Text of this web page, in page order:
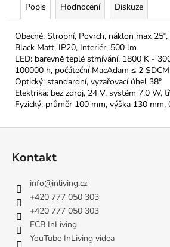
Popis Hodnocení Diskuze
Obecné: Stropní, Povrch, náklon max
Black Matt, IP20, Interiér, 500 lm
LED: barevně teplé stmívání, 1800 K -
100000 h, počáteční MacAdam ≤ 2 SDCM
Optický: standardní, vyzařovací úhel 38°
Elektrika: bez zdroj, 24 V, systém 7,0 W,
Fyzický: průměr 100 mm, výška 130 mm,
Kontakt
info@inliving.cz
+420 777 050 303
+420 777 050 303
FCB InLiving
YouTube InLiving videa